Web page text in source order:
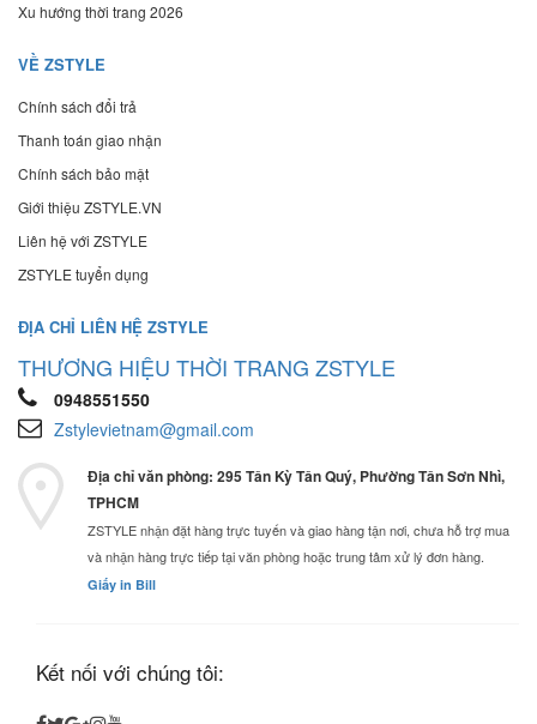
Xu hướng thời trang 2026
VỀ ZSTYLE
Chính sách đổi trả
Thanh toán giao nhận
Chính sách bảo mật
Giới thiệu ZSTYLE.VN
Liên hệ với ZSTYLE
ZSTYLE tuyển dụng
ĐỊA CHỈ LIÊN HỆ ZSTYLE
THƯƠNG HIỆU THỜI TRANG ZSTYLE
0948551550
Zstylevietnam@gmail.com
Địa chỉ văn phòng: 295 Tân Kỳ Tân Quý, Phường Tân Sơn Nhì,
TPHCM
ZSTYLE nhận đặt hàng trực tuyến và giao hàng tận nơi, chưa hỗ trợ mua
và nhận hàng trực tiếp tại văn phòng hoặc trung tâm xử lý đơn hàng.
Giấy in Bill
Kết nối với chúng tôi: